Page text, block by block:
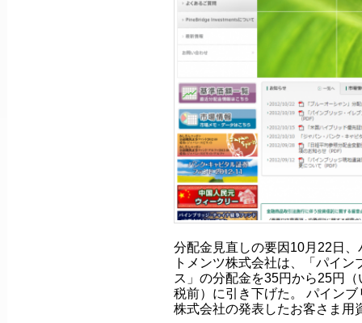
分配金見直しの要因10月22日
トメンツ株式会社は、「パイ
ス」の分配金を35円から25円
税前）に引き下げた。 パイン
株式会社の発表したお客さま